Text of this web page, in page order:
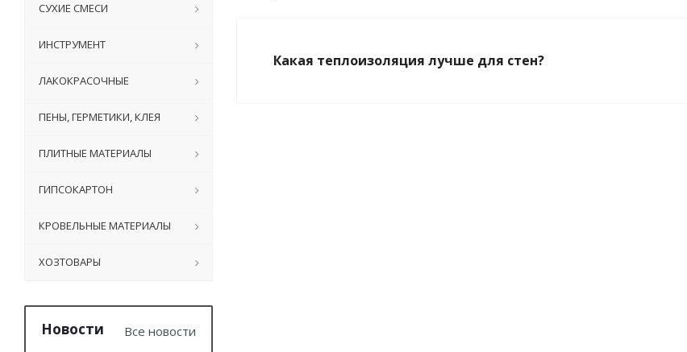
Какая теплоизоляция лучше для стен?
СУХИЕ СМЕСИ
ИНСТРУМЕНТ
ЛАКОКРАСОЧНЫЕ
ПЕНЫ, ГЕРМЕТИКИ, КЛЕЯ
ПЛИТНЫЕ МАТЕРИАЛЫ
ГИПСОКАРТОН
КРОВЕЛЬНЫЕ МАТЕРИАЛЫ
ХОЗТОВАРЫ
Новости Все новости